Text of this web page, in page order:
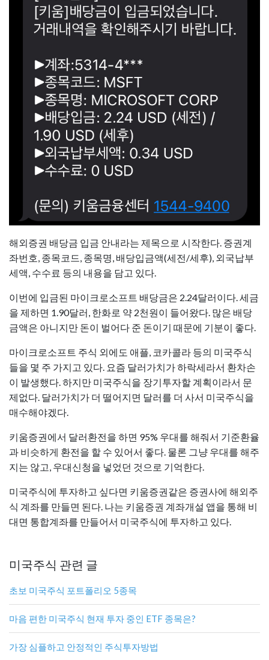
해외증권 배당금 입금 안내라는 제목으로 시작한다. 증권계
좌번호, 종목코드, 종목명, 배당입금액(세전/세후), 외국납부
세액, 수수료 등의 내용을 담고 있다.
이번에 입금된 마이크로소프트 배당금은 2.24달러이다. 세금
을 제하면 1.90달러, 한화로 약 2천원이 들어왔다. 많은 배당
금액은 아니지만 돈이 벌어다 준 돈이기 때문에 기분이 좋다.
마이크로소프트 주식 외에도 애플, 코카콜라 등의 미국주식
들을 몇 주 가지고 있다. 요즘 달러가치가 하락세라서 환차손
이 발생했다. 하지만 미국주식을 장기투자할 계획이라서 문
제없다. 달러가치가 더 떨어지면 달러를 더 사서 미국주식을
매수해야겠다.
키움증권에서 달러환전을 하면 95% 우대를 해줘서 기준환율
과 비슷하게 환전을 할 수 있어서 좋다. 물론 그냥 우대를 해주
지는 않고, 우대신청을 넣었던 것으로 기억한다.
미국주식에 투자하고 싶다면 키움증권같은 증권사에 해외주
식 계좌를 만들면 된다. 나는 키움증권 계좌개설 앱을 통해 비
대면 통합계좌를 만들어서 미국주식에 투자하고 있다.
미국주식 관련 글
초보 미국주식 포트폴리오 5종목
마음 편한 미국주식 현재 투자 중인 ETF 종목은?
가장 심플하고 안정적인 주식투자방법